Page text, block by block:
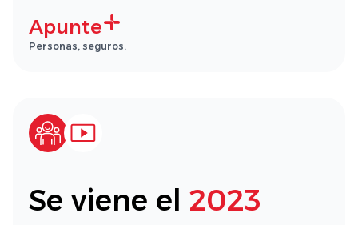
Apunte
Personas, seguros.
Se viene el 2023